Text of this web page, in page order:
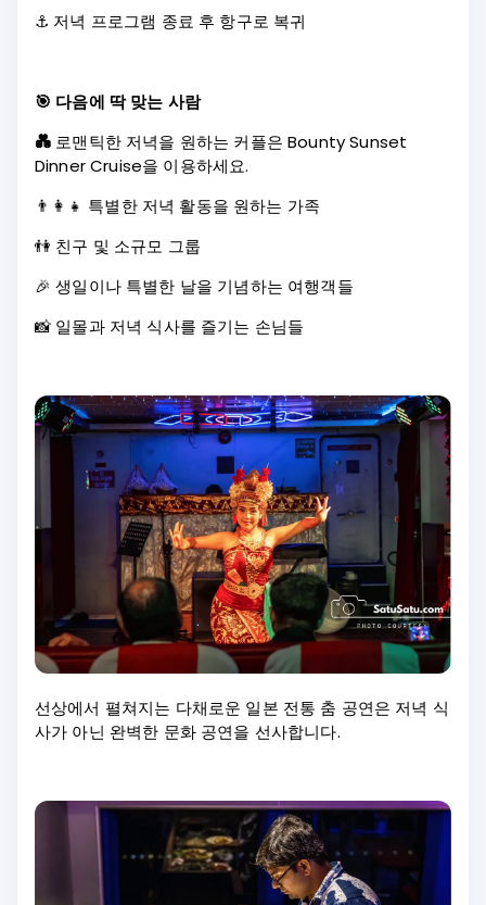
⚓ 저녁 프로그램 종료 후 항구로 복귀
🎯 다음에 딱 맞는 사람
💑 로맨틱한 저녁을 원하는 커플은 Bounty Sunset
Dinner Cruise을 이용하세요.
👨‍👩‍👧 특별한 저녁 활동을 원하는 가족
👫 친구 및 소규모 그룹
🎉 생일이나 특별한 날을 기념하는 여행객들
📸 일몰과 저녁 식사를 즐기는 손님들
선상에서 펼쳐지는 다채로운 일본 전통 춤 공연은 저녁 식
사가 아닌 완벽한 문화 공연을 선사합니다.